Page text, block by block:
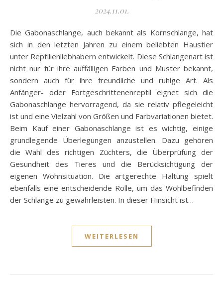
2024.11.01.
Die Gabonaschlange, auch bekannt als Kornschlange, hat
sich in den letzten Jahren zu einem beliebten Haustier
unter Reptilienliebhabern entwickelt. Diese Schlangenart ist
nicht nur für ihre auffälligen Farben und Muster bekannt,
sondern auch für ihre freundliche und ruhige Art. Als
Anfänger- oder Fortgeschrittenenreptil eignet sich die
Gabonaschlange hervorragend, da sie relativ pflegeleicht
ist und eine Vielzahl von Größen und Farbvariationen bietet.
Beim Kauf einer Gabonaschlange ist es wichtig, einige
grundlegende Überlegungen anzustellen. Dazu gehören
die Wahl des richtigen Züchters, die Überprüfung der
Gesundheit des Tieres und die Berücksichtigung der
eigenen Wohnsituation. Die artgerechte Haltung spielt
ebenfalls eine entscheidende Rolle, um das Wohlbefinden
der Schlange zu gewährleisten. In dieser Hinsicht ist…
WEITERLESEN